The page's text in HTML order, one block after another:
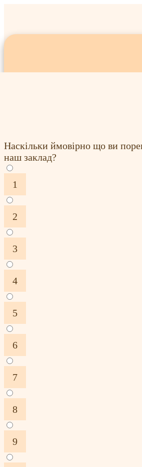
Наскільки ймовірно що ви
наш заклад?
1
2
3
4
5
6
7
8
9